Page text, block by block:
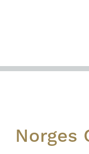
Footer
Norges